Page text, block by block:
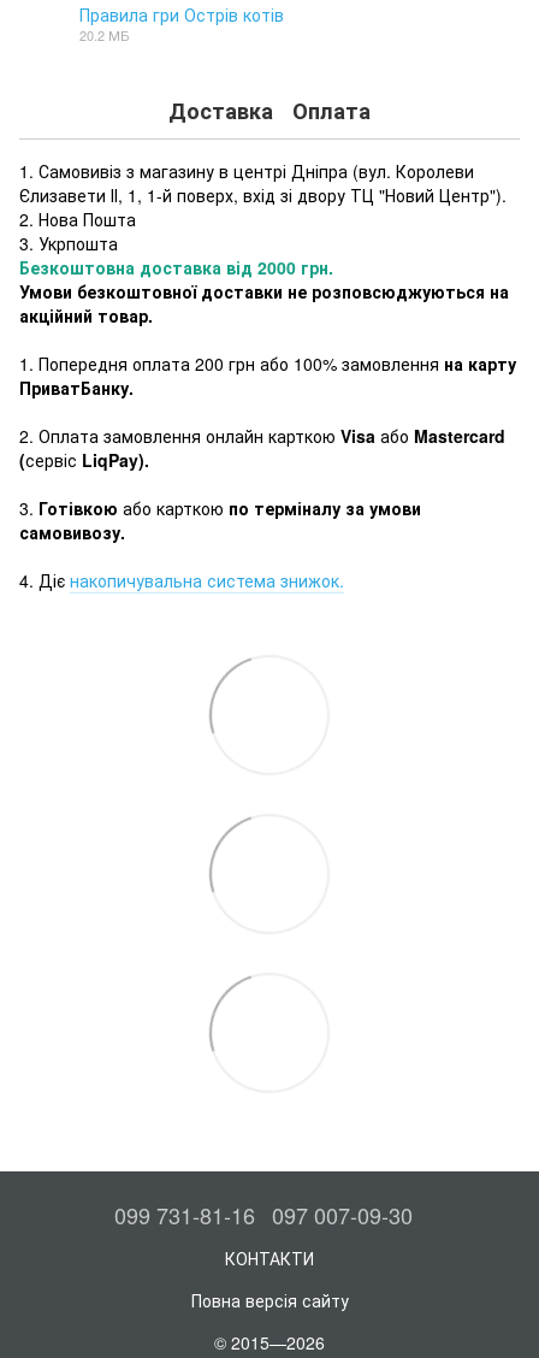
Правила гри Острів котів
20.2 МБ
Доставка Оплата
1. Самовивіз з магазину в центрі Дніпра (вул. Королеви
Єлизавети ІІ, 1, 1-й поверх, вхід зі двору ТЦ "Новий Центр").
2. Нова Пошта
3. Укрпошта
Безкоштовна доставка від 2000 грн.
Умови безкоштовної доставки не розповсюджуються на
акційний товар.
1. Попередня оплата 200 грн або 100% замовлення на карту
ПриватБанку.
2. Оплата замовлення онлайн карткою Visa або Mastercard
(сервіс LiqPay).
3. Готівкою або карткою по терміналу за умови
самовивозу.
4. Діє накопичувальна система знижок.
099 731-81-16 097 007-09-30
КОНТАКТИ
Повна версія сайту
© 2015—2026